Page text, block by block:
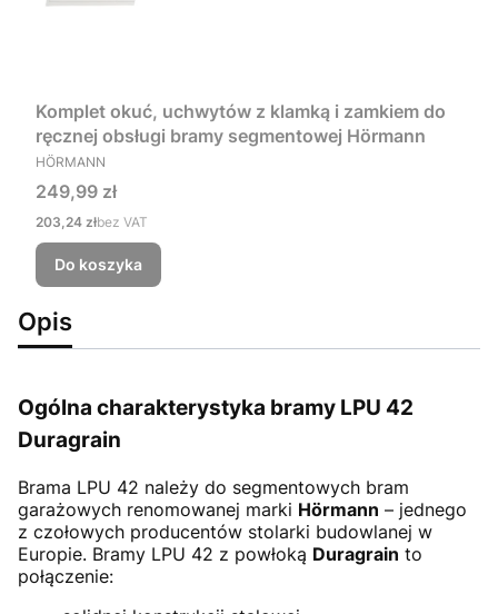
Komplet okuć, uchwytów z klamką i zamkiem do
ręcznej obsługi bramy segmentowej Hörmann
PRODUCENT
HÖRMANN
Cena
249,99 zł
Cena
203,24 złbez VAT
Do koszyka
Opis
Ogólna charakterystyka bramy LPU 42
Duragrain
Brama LPU 42 należy do segmentowych bram
garażowych renomowanej marki Hörmann – jednego
z czołowych producentów stolarki budowlanej w
Europie. Bramy LPU 42 z powłoką Duragrain to
połączenie: